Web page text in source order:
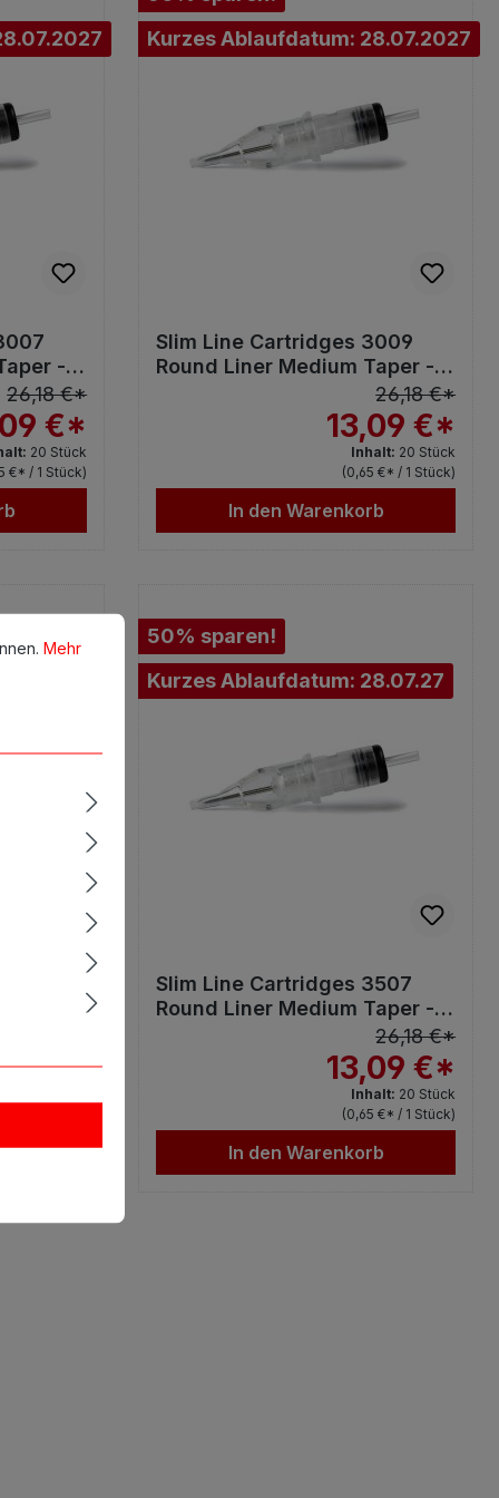
-
26,18 €*
€*
20 Stück
€* / 1 Stück)
Kurzes Ablaufdatum: 28.07.2027
Slim Line Cartridges 3009
Round Liner Medium Taper -
26,18 €*
13,09 €*
Inhalt: 20 Stück
(0,65 €* / 1 Stück)
In den Warenkorb
€*
50% sparen!
Kurzes Ablaufdatum: 28.07.27
Slim Line Cartridges 3507
Round Liner Medium Taper -
26,18 €*
13,09 €*
Inhalt: 20 Stück
(0,65 €* / 1 Stück)
In den Warenkorb
Mehr Informationen ...
Mehr